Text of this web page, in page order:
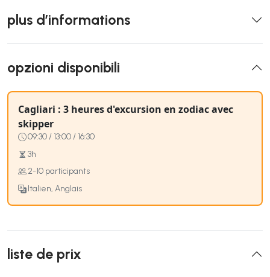
plus d’informations
opzioni disponibili
Cagliari : 3 heures d'excursion en zodiac avec
skipper
09:30 / 13:00 / 16:30
3h
2-10 participants
Italien, Anglais
liste de prix